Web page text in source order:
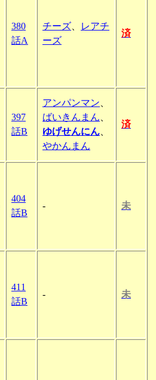
380
話A
チーズ
レアチ
ーズ
済
397
話B
アンパンマン
ばいきんまん
ゆげせんにん
やかんまん
済
404
話B
- 未
411
話B
- 未